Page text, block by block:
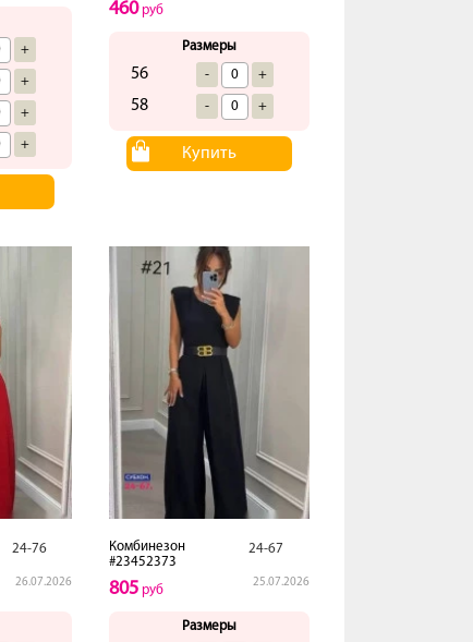
+
+
+
+
460руб
Размеры
56 - +
58 - +
Купить
24-76
26.07.2026
Комбинезон
#23452373
24-67
25.07.2026
805 руб
Размеры